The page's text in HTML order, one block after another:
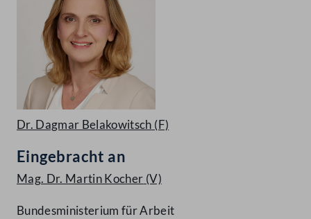
Dr. Dagmar Belakowitsch (F)
Eingebracht an
Mag. Dr. Martin Kocher (V)
Bundesministerium für Arbeit